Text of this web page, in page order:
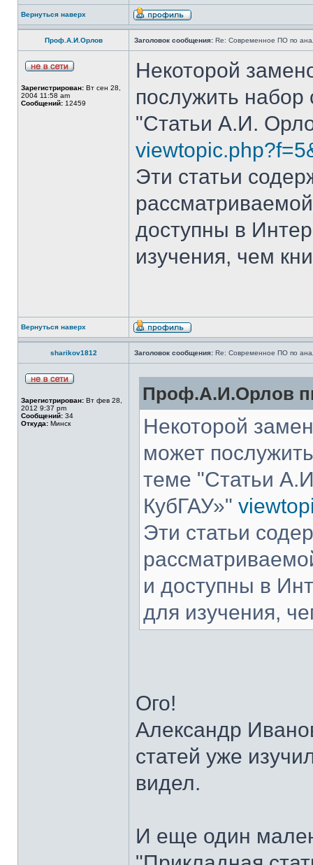
Вернуться наверх
Проф.А.И.Орлов Заголовок сообщения: Re: Современное ПО по
Зарегистрирован: Вт сен 28,
2004 11:58 am
Сообщений: 12459
Некоторой
послужить набор
"Статьи А.И.
Эти статьи
доступны в
изучения, чем
Вернуться наверх
sharikov1812 Заголовок сообщения: Re: Современное ПО по
Зарегистрирован: Вт фев 28,
2012 9:37 pm
Сообщений: 34
Откуда: Минск
Проф.А.И.Орлов
Некоторой
может
теме "Статьи
КубГАУ»"
Эти статьи
и доступны в
для изучения,
Ого!
Александр
статей уже
видел.
И еще один